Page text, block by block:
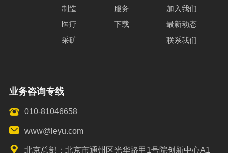
制造
医疗
采矿
服务
下载
加入我们
最新动态
联系我们
业务咨询专线
010-81046658
www@leyu.com
北京总部：北京市通州区光华路甲1号院创新中心A1